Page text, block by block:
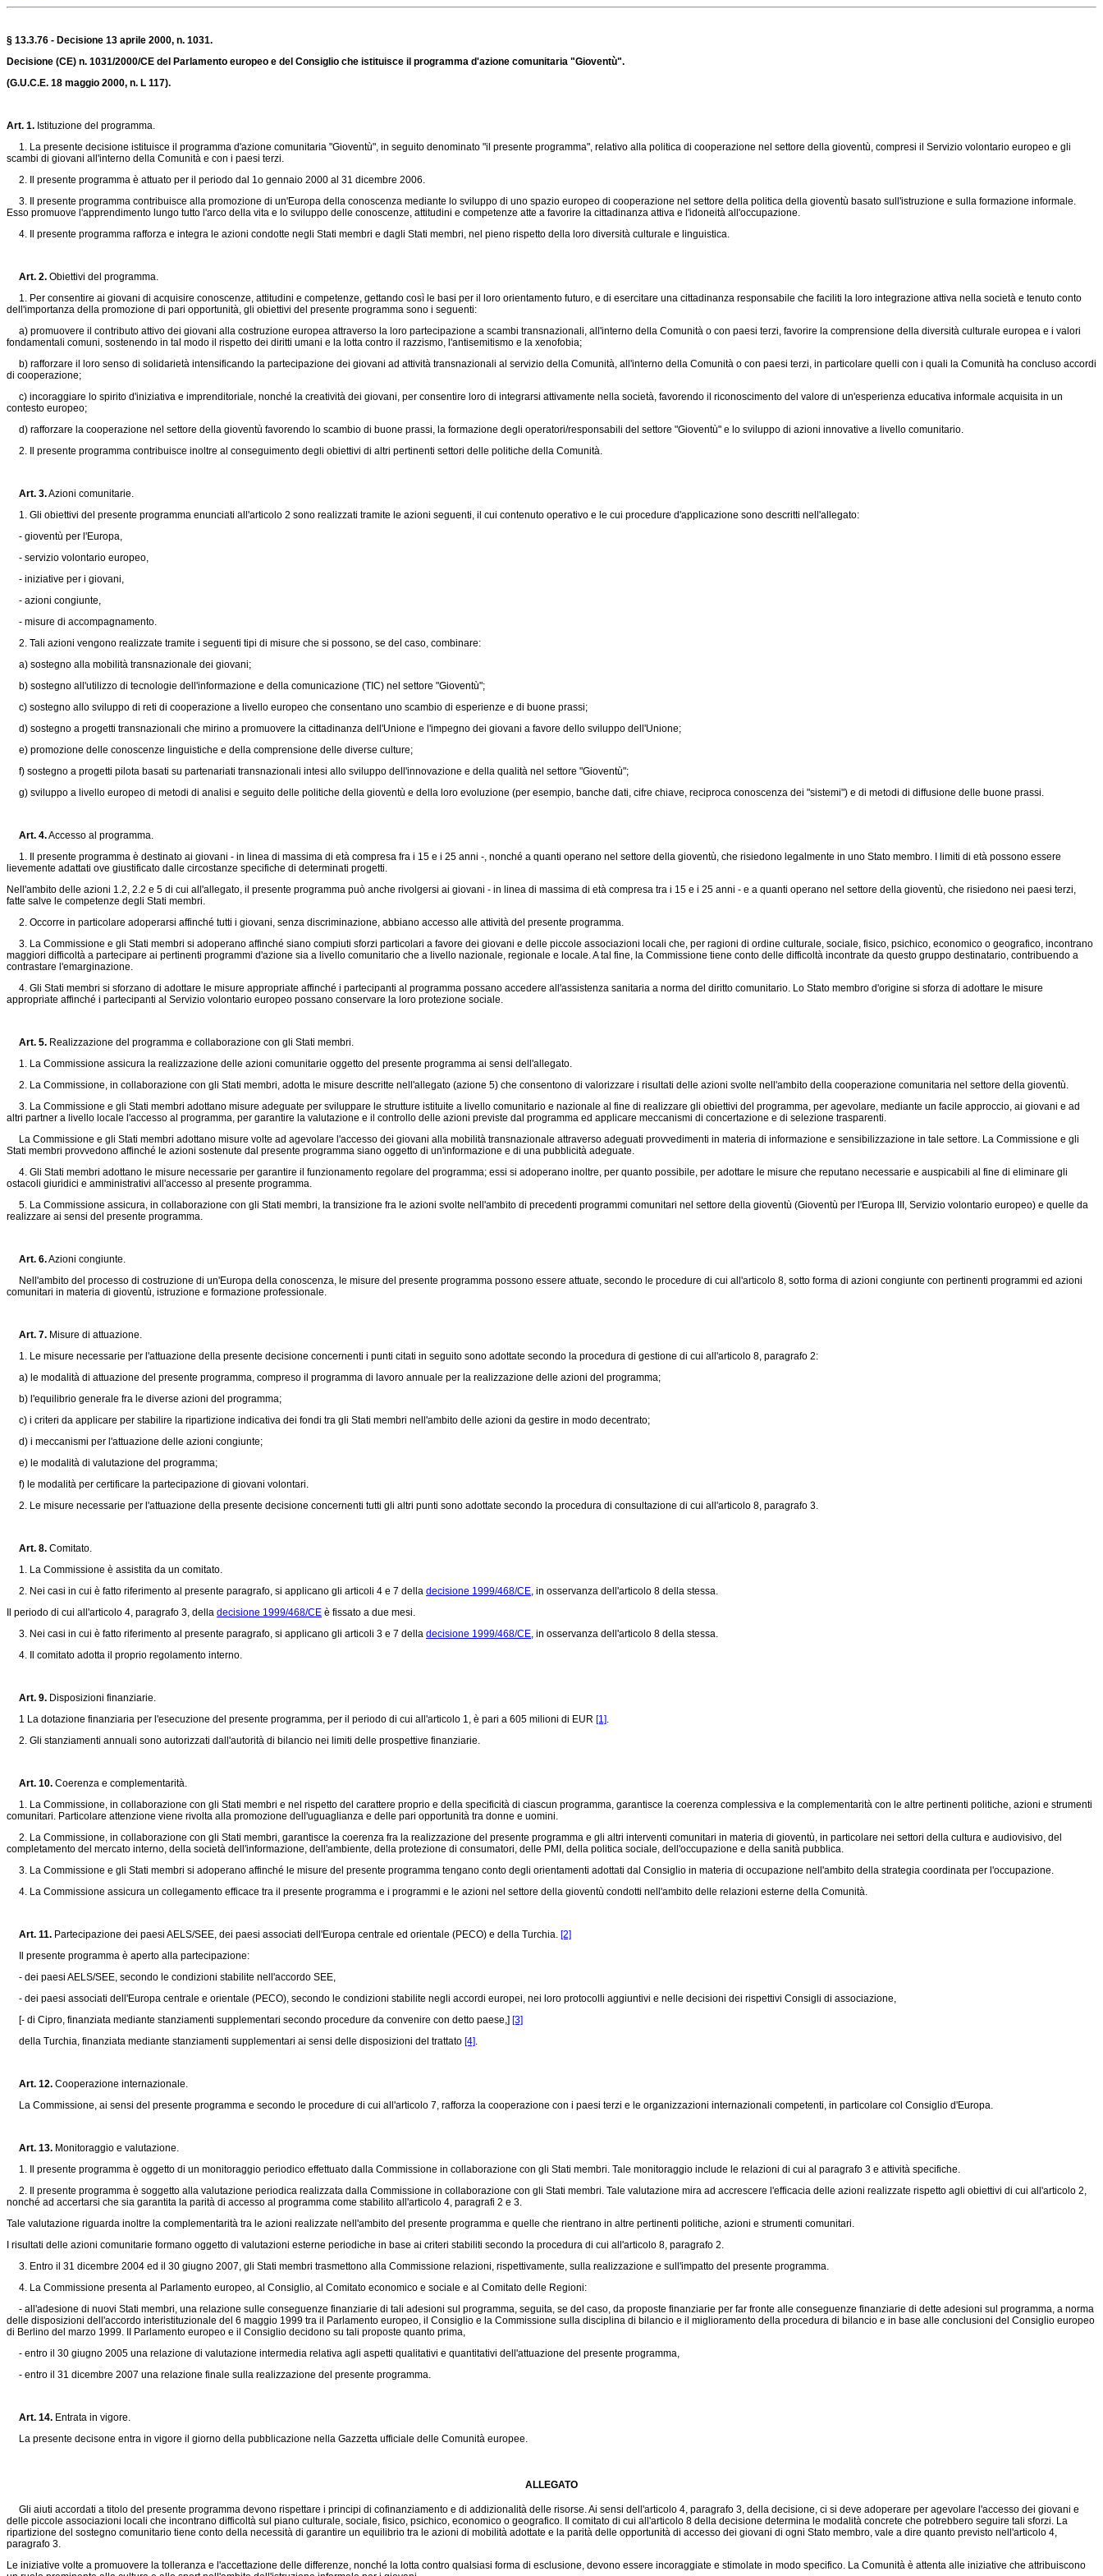
§ 13.3.76 - Decisione 13 aprile 2000, n. 1031.
Decisione (CE) n. 1031/2000/CE del Parlamento europeo e del Consiglio che istituisce il programma d'azione comunitaria "Gioventù".
(G.U.C.E. 18 maggio 2000, n. L 117).
Art. 1. Istituzione del programma.
1. La presente decisione istituisce il programma d'azione comunitaria "Gioventù", in seguito denominato "il presente programma", relativo alla politica di cooperazione nel settore della gioventù, compresi il Servizio volontario europeo e gli
scambi di giovani all'interno della Comunità e con i paesi terzi.
2. Il presente programma è attuato per il periodo dal 1o gennaio 2000 al 31 dicembre 2006.
3. Il presente programma contribuisce alla promozione di un'Europa della conoscenza mediante lo sviluppo di uno spazio europeo di cooperazione nel settore della politica della gioventù basato sull'istruzione e sulla formazione informale.
Esso promuove l'apprendimento lungo tutto l'arco della vita e lo sviluppo delle conoscenze, attitudini e competenze atte a favorire la cittadinanza attiva e l'idoneità all'occupazione.
4. Il presente programma rafforza e integra le azioni condotte negli Stati membri e dagli Stati membri, nel pieno rispetto della loro diversità culturale e linguistica.
Art. 2. Obiettivi del programma.
1. Per consentire ai giovani di acquisire conoscenze, attitudini e competenze, gettando così le basi per il loro orientamento futuro, e di esercitare una cittadinanza responsabile che faciliti la loro integrazione attiva nella società e tenuto conto
dell'importanza della promozione di pari opportunità, gli obiettivi del presente programma sono i seguenti:
a) promuovere il contributo attivo dei giovani alla costruzione europea attraverso la loro partecipazione a scambi transnazionali, all'interno della Comunità o con paesi terzi, favorire la comprensione della diversità culturale europea e i valori
fondamentali comuni, sostenendo in tal modo il rispetto dei diritti umani e la lotta contro il razzismo, l'antisemitismo e la xenofobia;
b) rafforzare il loro senso di solidarietà intensificando la partecipazione dei giovani ad attività transnazionali al servizio della Comunità, all'interno della Comunità o con paesi terzi, in particolare quelli con i quali la Comunità ha concluso accordi
di cooperazione;
c) incoraggiare lo spirito d'iniziativa e imprenditoriale, nonché la creatività dei giovani, per consentire loro di integrarsi attivamente nella società, favorendo il riconoscimento del valore di un'esperienza educativa informale acquisita in un
contesto europeo;
d) rafforzare la cooperazione nel settore della gioventù favorendo lo scambio di buone prassi, la formazione degli operatori/responsabili del settore "Gioventù" e lo sviluppo di azioni innovative a livello comunitario.
2. Il presente programma contribuisce inoltre al conseguimento degli obiettivi di altri pertinenti settori delle politiche della Comunità.
Art. 3.Azioni comunitarie.
1. Gli obiettivi del presente programma enunciati all'articolo 2 sono realizzati tramite le azioni seguenti, il cui contenuto operativo e le cui procedure d'applicazione sono descritti nell'allegato:
- gioventù per l'Europa,
- servizio volontario europeo,
- iniziative per i giovani,
- azioni congiunte,
- misure di accompagnamento.
2. Tali azioni vengono realizzate tramite i seguenti tipi di misure che si possono, se del caso, combinare:
a) sostegno alla mobilità transnazionale dei giovani;
b) sostegno all'utilizzo di tecnologie dell'informazione e della comunicazione (TIC) nel settore "Gioventù";
c) sostegno allo sviluppo di reti di cooperazione a livello europeo che consentano uno scambio di esperienze e di buone prassi;
d) sostegno a progetti transnazionali che mirino a promuovere la cittadinanza dell'Unione e l'impegno dei giovani a favore dello sviluppo dell'Unione;
e) promozione delle conoscenze linguistiche e della comprensione delle diverse culture;
f) sostegno a progetti pilota basati su partenariati transnazionali intesi allo sviluppo dell'innovazione e della qualità nel settore "Gioventù";
g) sviluppo a livello europeo di metodi di analisi e seguito delle politiche della gioventù e della loro evoluzione (per esempio, banche dati, cifre chiave, reciproca conoscenza dei "sistemi") e di metodi di diffusione delle buone prassi.
Art. 4.Accesso al programma.
1. Il presente programma è destinato ai giovani - in linea di massima di età compresa fra i 15 e i 25 anni -, nonché a quanti operano nel settore della gioventù, che risiedono legalmente in uno Stato membro. I limiti di età possono essere
lievemente adattati ove giustificato dalle circostanze specifiche di determinati progetti.
Nell'ambito delle azioni 1.2, 2.2 e 5 di cui all'allegato, il presente programma può anche rivolgersi ai giovani - in linea di massima di età compresa tra i 15 e i 25 anni - e a quanti operano nel settore della gioventù, che risiedono nei paesi terzi,
fatte salve le competenze degli Stati membri.
2. Occorre in particolare adoperarsi affinché tutti i giovani, senza discriminazione, abbiano accesso alle attività del presente programma.
3. La Commissione e gli Stati membri si adoperano affinché siano compiuti sforzi particolari a favore dei giovani e delle piccole associazioni locali che, per ragioni di ordine culturale, sociale, fisico, psichico, economico o geografico, incontrano
maggiori difficoltà a partecipare ai pertinenti programmi d'azione sia a livello comunitario che a livello nazionale, regionale e locale. A tal fine, la Commissione tiene conto delle difficoltà incontrate da questo gruppo destinatario, contribuendo a
contrastare l'emarginazione.
4. Gli Stati membri si sforzano di adottare le misure appropriate affinché i partecipanti al programma possano accedere all'assistenza sanitaria a norma del diritto comunitario. Lo Stato membro d'origine si sforza di adottare le misure
appropriate affinché i partecipanti al Servizio volontario europeo possano conservare la loro protezione sociale.
Art. 5. Realizzazione del programma e collaborazione con gli Stati membri.
1. La Commissione assicura la realizzazione delle azioni comunitarie oggetto del presente programma ai sensi dell'allegato.
2. La Commissione, in collaborazione con gli Stati membri, adotta le misure descritte nell'allegato (azione 5) che consentono di valorizzare i risultati delle azioni svolte nell'ambito della cooperazione comunitaria nel settore della gioventù.
3. La Commissione e gli Stati membri adottano misure adeguate per sviluppare le strutture istituite a livello comunitario e nazionale al fine di realizzare gli obiettivi del programma, per agevolare, mediante un facile approccio, ai giovani e ad
altri partner a livello locale l'accesso al programma, per garantire la valutazione e il controllo delle azioni previste dal programma ed applicare meccanismi di concertazione e di selezione trasparenti.
La Commissione e gli Stati membri adottano misure volte ad agevolare l'accesso dei giovani alla mobilità transnazionale attraverso adeguati provvedimenti in materia di informazione e sensibilizzazione in tale settore. La Commissione e gli
Stati membri provvedono affinché le azioni sostenute dal presente programma siano oggetto di un'informazione e di una pubblicità adeguate.
4. Gli Stati membri adottano le misure necessarie per garantire il funzionamento regolare del programma; essi si adoperano inoltre, per quanto possibile, per adottare le misure che reputano necessarie e auspicabili al fine di eliminare gli
ostacoli giuridici e amministrativi all'accesso al presente programma.
5. La Commissione assicura, in collaborazione con gli Stati membri, la transizione fra le azioni svolte nell'ambito di precedenti programmi comunitari nel settore della gioventù (Gioventù per l'Europa III, Servizio volontario europeo) e quelle da
realizzare ai sensi del presente programma.
Art. 6.Azioni congiunte.
Nell'ambito del processo di costruzione di un'Europa della conoscenza, le misure del presente programma possono essere attuate, secondo le procedure di cui all'articolo 8, sotto forma di azioni congiunte con pertinenti programmi ed azioni
comunitari in materia di gioventù, istruzione e formazione professionale.
Art. 7. Misure di attuazione.
1. Le misure necessarie per l'attuazione della presente decisione concernenti i punti citati in seguito sono adottate secondo la procedura di gestione di cui all'articolo 8, paragrafo 2:
a) le modalità di attuazione del presente programma, compreso il programma di lavoro annuale per la realizzazione delle azioni del programma;
b) l'equilibrio generale fra le diverse azioni del programma;
c) i criteri da applicare per stabilire la ripartizione indicativa dei fondi tra gli Stati membri nell'ambito delle azioni da gestire in modo decentrato;
d) i meccanismi per l'attuazione delle azioni congiunte;
e) le modalità di valutazione del programma;
f) le modalità per certificare la partecipazione di giovani volontari.
2. Le misure necessarie per l'attuazione della presente decisione concernenti tutti gli altri punti sono adottate secondo la procedura di consultazione di cui all'articolo 8, paragrafo 3.
Art. 8. Comitato.
1. La Commissione è assistita da un comitato.
2. Nei casi in cui è fatto riferimento al presente paragrafo, si applicano gli articoli 4 e 7 della decisione 1999/468/CE, in osservanza dell'articolo 8 della stessa.
Il periodo di cui all'articolo 4, paragrafo 3, della decisione 1999/468/CE è fissato a due mesi.
3. Nei casi in cui è fatto riferimento al presente paragrafo, si applicano gli articoli 3 e 7 della decisione 1999/468/CE, in osservanza dell'articolo 8 della stessa.
4. Il comitato adotta il proprio regolamento interno.
Art. 9. Disposizioni finanziarie.
1 La dotazione finanziaria per l'esecuzione del presente programma, per il periodo di cui all'articolo 1, è pari a 605 milioni di EUR [1].
2. Gli stanziamenti annuali sono autorizzati dall'autorità di bilancio nei limiti delle prospettive finanziarie.
Art. 10. Coerenza e complementarità.
1. La Commissione, in collaborazione con gli Stati membri e nel rispetto del carattere proprio e della specificità di ciascun programma, garantisce la coerenza complessiva e la complementarità con le altre pertinenti politiche, azioni e strumenti
comunitari. Particolare attenzione viene rivolta alla promozione dell'uguaglianza e delle pari opportunità tra donne e uomini.
2. La Commissione, in collaborazione con gli Stati membri, garantisce la coerenza fra la realizzazione del presente programma e gli altri interventi comunitari in materia di gioventù, in particolare nei settori della cultura e audiovisivo, del
completamento del mercato interno, della società dell'informazione, dell'ambiente, della protezione di consumatori, delle PMI, della politica sociale, dell'occupazione e della sanità pubblica.
3. La Commissione e gli Stati membri si adoperano affinché le misure del presente programma tengano conto degli orientamenti adottati dal Consiglio in materia di occupazione nell'ambito della strategia coordinata per l'occupazione.
4. La Commissione assicura un collegamento efficace tra il presente programma e i programmi e le azioni nel settore della gioventù condotti nell'ambito delle relazioni esterne della Comunità.
Art. 11. Partecipazione dei paesi AELS/SEE, dei paesi associati dell'Europa centrale ed orientale (PECO) e della Turchia. [2]
Il presente programma è aperto alla partecipazione:
- dei paesi AELS/SEE, secondo le condizioni stabilite nell'accordo SEE,
- dei paesi associati dell'Europa centrale e orientale (PECO), secondo le condizioni stabilite negli accordi europei, nei loro protocolli aggiuntivi e nelle decisioni dei rispettivi Consigli di associazione,
[- di Cipro, finanziata mediante stanziamenti supplementari secondo procedure da convenire con detto paese,] [3]
della Turchia, finanziata mediante stanziamenti supplementari ai sensi delle disposizioni del trattato [4].
Art. 12. Cooperazione internazionale.
La Commissione, ai sensi del presente programma e secondo le procedure di cui all'articolo 7, rafforza la cooperazione con i paesi terzi e le organizzazioni internazionali competenti, in particolare col Consiglio d'Europa.
Art. 13. Monitoraggio e valutazione.
1. Il presente programma è oggetto di un monitoraggio periodico effettuato dalla Commissione in collaborazione con gli Stati membri. Tale monitoraggio include le relazioni di cui al paragrafo 3 e attività specifiche.
2. Il presente programma è soggetto alla valutazione periodica realizzata dalla Commissione in collaborazione con gli Stati membri. Tale valutazione mira ad accrescere l'efficacia delle azioni realizzate rispetto agli obiettivi di cui all'articolo 2,
nonché ad accertarsi che sia garantita la parità di accesso al programma come stabilito all'articolo 4, paragrafi 2 e 3.
Tale valutazione riguarda inoltre la complementarità tra le azioni realizzate nell'ambito del presente programma e quelle che rientrano in altre pertinenti politiche, azioni e strumenti comunitari.
I risultati delle azioni comunitarie formano oggetto di valutazioni esterne periodiche in base ai criteri stabiliti secondo la procedura di cui all'articolo 8, paragrafo 2.
3. Entro il 31 dicembre 2004 ed il 30 giugno 2007, gli Stati membri trasmettono alla Commissione relazioni, rispettivamente, sulla realizzazione e sull'impatto del presente programma.
4. La Commissione presenta al Parlamento europeo, al Consiglio, al Comitato economico e sociale e al Comitato delle Regioni:
- all'adesione di nuovi Stati membri, una relazione sulle conseguenze finanziarie di tali adesioni sul programma, seguita, se del caso, da proposte finanziarie per far fronte alle conseguenze finanziarie di dette adesioni sul programma, a norma
delle disposizioni dell'accordo interistituzionale del 6 maggio 1999 tra il Parlamento europeo, il Consiglio e la Commissione sulla disciplina di bilancio e il miglioramento della procedura di bilancio e in base alle conclusioni del Consiglio europeo
di Berlino del marzo 1999. II Parlamento europeo e il Consiglio decidono su tali proposte quanto prima,
- entro il 30 giugno 2005 una relazione di valutazione intermedia relativa agli aspetti qualitativi e quantitativi dell'attuazione del presente programma,
- entro il 31 dicembre 2007 una relazione finale sulla realizzazione del presente programma.
Art. 14. Entrata in vigore.
La presente decisone entra in vigore il giorno della pubblicazione nella Gazzetta ufficiale delle Comunità europee.
ALLEGATO
Gli aiuti accordati a titolo del presente programma devono rispettare i principi di cofinanziamento e di addizionalità delle risorse. Ai sensi dell'articolo 4, paragrafo 3, della decisione, ci si deve adoperare per agevolare l'accesso dei giovani e
delle piccole associazioni locali che incontrano difficoltà sul piano culturale, sociale, fisico, psichico, economico o geografico. Il comitato di cui all'articolo 8 della decisione determina le modalità concrete che potrebbero seguire tali sforzi. La
ripartizione del sostegno comunitario tiene conto della necessità di garantire un equilibrio tra le azioni di mobilità adottate e la parità delle opportunità di accesso dei giovani di ogni Stato membro, vale a dire quanto previsto nell'articolo 4,
paragrafo 3.
Le iniziative volte a promuovere la tolleranza e l'accettazione delle differenze, nonché la lotta contro qualsiasi forma di esclusione, devono essere incoraggiate e stimolate in modo specifico. La Comunità è attenta alle iniziative che attribuiscono